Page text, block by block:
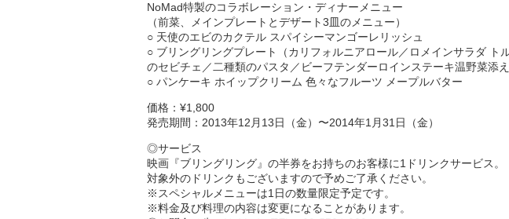
NoMad特製のコラボレーション・ディナーメニュー
（前菜、メインプレートとデザート3皿のメニュー）
○ 天使のエビのカクテル スパイシーマンゴーレリッシュ
○ ブリングリングプレート（カリフォルニアロール／ロメインサラダ ト
のセビチェ／二種類のパスタ／ビーフテンダーロインステーキ温野菜添え
○ パンケーキ ホイップクリーム 色々なフルーツ メープルバター
価格：¥1,800
発売期間：2013年12月13日（金）〜2014年1月31日（金）
◎サービス
映画『ブリングリング』の半券をお持ちのお客様に1ドリンクサービス。
対象外のドリンクもございますので予めご了承ください。
※スペシャルメニューは1日の数量限定予定です。
※料金及び料理の内容は変更になることがあります。